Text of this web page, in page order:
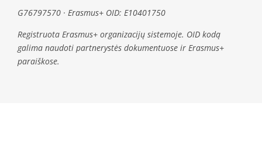
G76797570 · Erasmus+ OID: E10401750
Registruota Erasmus+ organizacijų sistemoje. OID kodą
galima naudoti partnerystės dokumentuose ir Erasmus+
paraiškose.